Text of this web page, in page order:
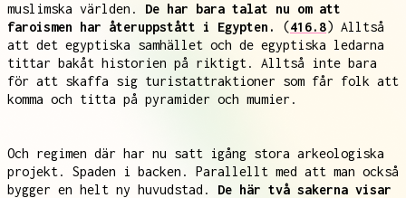
muslimska världen. De har bara talat nu om att
faroismen har återuppstått i Egypten.
(416.8) Alltså
att det egyptiska samhället och de egyptiska ledarna
tittar bakåt historien på riktigt. Alltså inte bara
för att skaffa sig turistattraktioner som får folk att
komma och titta på pyramider och mumier.
Och regimen där har nu satt igång stora arkeologiska
projekt. Spaden i backen. Parallellt med att man också
bygger en helt ny huvudstad. De här två sakerna visar